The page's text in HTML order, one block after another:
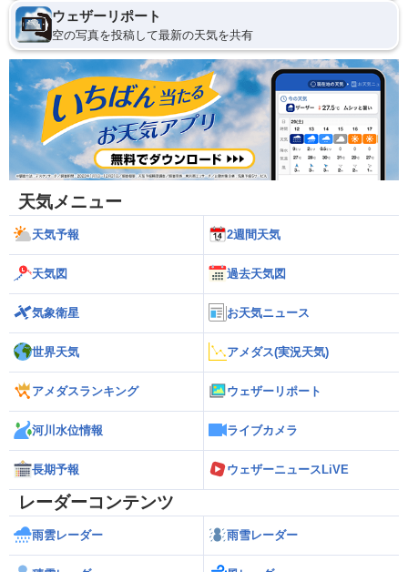
ウェザーリポート
空の写真を投稿して最新の天気を共有
天気メニュー
天気予報 2週間天気
天気図 過去天気図
気象衛星 お天気ニュース
世界天気 アメダス(実況天気)
アメダスランキング ウェザーリポート
河川水位情報 ライブカメラ
長期予報 ウェザーニュースLiVE
レーダーコンテンツ
雨雲レーダー 雨雪レーダー